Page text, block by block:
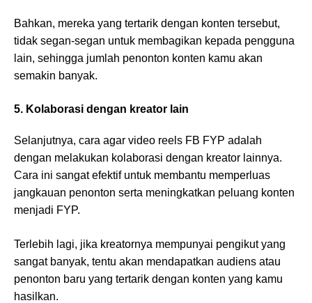
Bahkan, mereka yang tertarik dengan konten tersebut,
tidak segan-segan untuk membagikan kepada pengguna
lain, sehingga jumlah penonton konten kamu akan
semakin banyak.
5. Kolaborasi dengan kreator lain
Selanjutnya, cara agar video reels FB FYP adalah
dengan melakukan kolaborasi dengan kreator lainnya.
Cara ini sangat efektif untuk membantu memperluas
jangkauan penonton serta meningkatkan peluang konten
menjadi FYP.
Terlebih lagi, jika kreatornya mempunyai pengikut yang
sangat banyak, tentu akan mendapatkan audiens atau
penonton baru yang tertarik dengan konten yang kamu
hasilkan.